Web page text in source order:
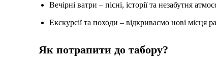
Вечірні ватри – пісні, історії та незабутня
Екскурсії та походи – відкриваємо нові місця
Як потрапити до табору?